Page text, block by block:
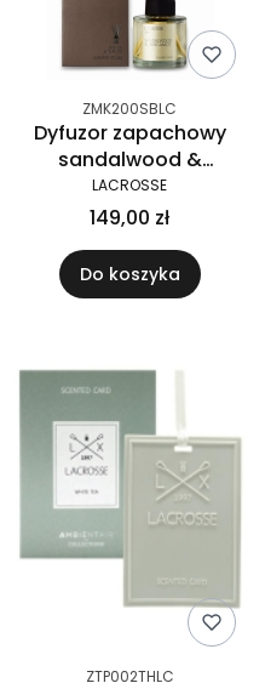
ZMK200SBLC
Dyfuzor zapachowy
sandalwood &
bergamot, 200 ml
LACROSSE
149,00 zł
Do koszyka
ZTP002THLC